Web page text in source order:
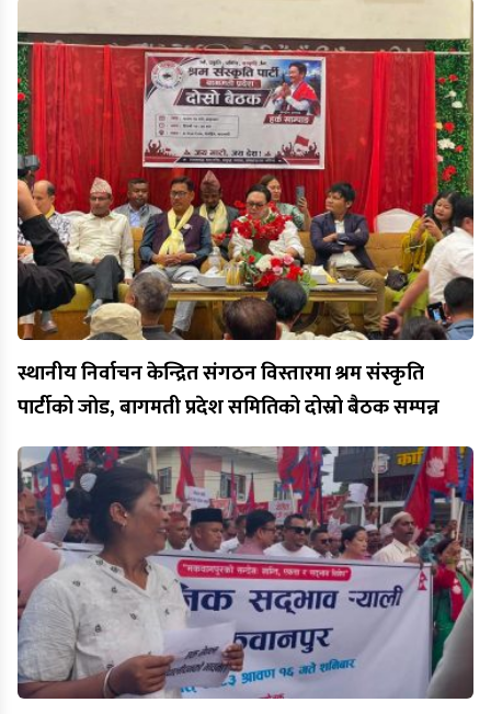
स्थानीय निर्वाचन केन्द्रित संगठन विस्तारमा श्रम संस्कृति
पार्टीको जोड, बागमती प्रदेश समितिको दोस्रो बैठक सम्पन्न